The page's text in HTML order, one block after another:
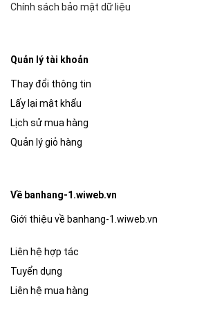
Chính sách bảo mật dữ liệu
Quản lý tài khoản
Thay đổi thông tin
Lấy lại mật khẩu
Lịch sử mua hàng
Quản lý giỏ hàng
Về banhang-1.wiweb.vn
Giới thiệu về banhang-1.wiweb.vn
Liên hệ hợp tác
Tuyển dụng
Liên hệ mua hàng